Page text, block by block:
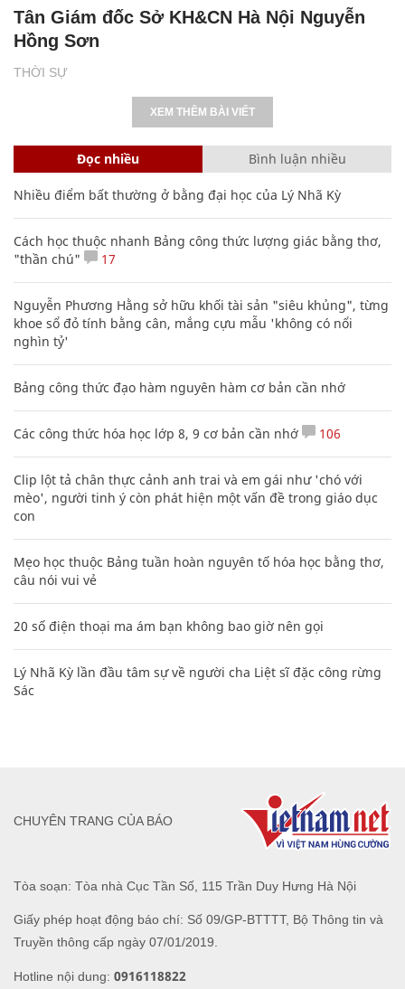
THỜI SỰ
Tân Giám đốc Sở KH&CN Hà Nội Nguyễn
Hồng Sơn
XEM THÊM BÀI VIẾT
Đọc nhiều Bình luận nhiều
Nhiều điểm bất thường ở bằng đại học của Lý Nhã Kỳ
Cách học thuộc nhanh Bảng công thức lượng giác bằng thơ,
"thần chú"
17
Nguyễn Phương Hằng sở hữu khối tài sản "siêu khủng", từng
khoe sổ đỏ tính bằng cân, mắng cựu mẫu 'không có nổi
nghìn tỷ'
Bảng công thức đạo hàm nguyên hàm cơ bản cần nhớ
Các công thức hóa học lớp 8, 9 cơ bản cần nhớ 106
Clip lột tả chân thực cảnh anh trai và em gái như 'chó với
mèo', người tinh ý còn phát hiện một vấn đề trong giáo dục
con
Mẹo học thuộc Bảng tuần hoàn nguyên tố hóa học bằng thơ,
câu nói vui vẻ
20 số điện thoại ma ám bạn không bao giờ nên gọi
Lý Nhã Kỳ lần đầu tâm sự về người cha Liệt sĩ đặc công rừng
Sác
Tòa soạn: Tòa nhà Cục Tần Số, 115 Trần Duy Hưng Hà Nội
Giấy phép hoạt động báo chí: Số 09/GP-BTTTT, Bộ Thông tin và
Truyền thông cấp ngày 07/01/2019.
Hotline nội dung: 0916118822
CHUYÊN TRANG CỦA BÁO